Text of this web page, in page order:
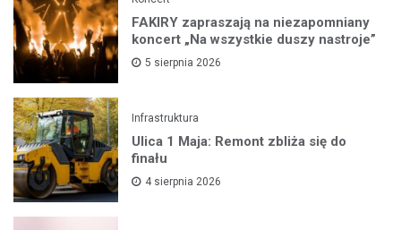
FAKIRY zapraszają na niezapomniany
koncert „Na wszystkie duszy nastroje”
5 sierpnia 2026
Infrastruktura
Ulica 1 Maja: Remont zbliża się do
finału
4 sierpnia 2026